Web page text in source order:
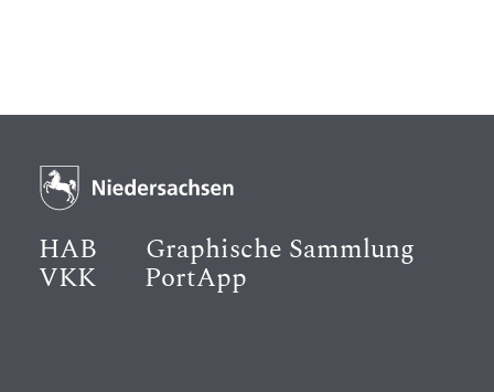
HAB Graphische Sammlung
VKK PortApp